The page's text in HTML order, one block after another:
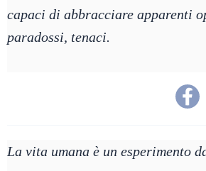
capaci di abbracciare apparenti
paradossi, tenaci.
La vita umana è un esperimento